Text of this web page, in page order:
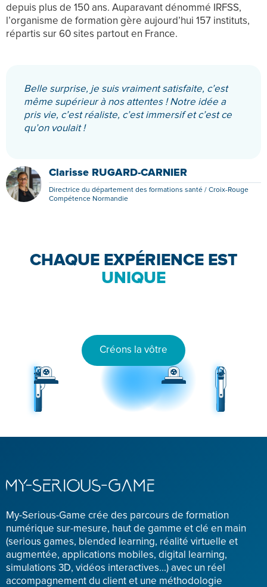
depuis plus de 150 ans. Auparavant dénommé IRFSS,
l’organisme de formation gère aujourd’hui 157 instituts,
répartis sur 60 sites partout en France.
Belle surprise, je suis vraiment satisfaite, c’est
même supérieur à nos attentes ! Notre idée a
pris vie, c’est réaliste, c’est immersif et c’est ce
qu’on voulait !
Clarisse RUGARD-CARNIER
Directrice du département des formations santé / Croix-Rouge
Compétence Normandie
CHAQUE EXPÉRIENCE EST
UNIQUE
Créons la vôtre
My-Serious-Game crée des parcours de formation
numérique sur-mesure, haut de gamme et clé en main
(serious games, blended learning, réalité virtuelle et
augmentée, applications mobiles, digital learning,
simulations 3D, vidéos interactives...) avec un réel
accompagnement du client et une méthodologie